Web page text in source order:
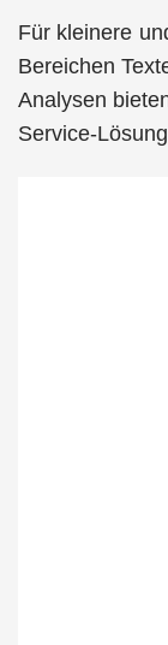
Für kleinere
Bereichen
Analysen
Service-